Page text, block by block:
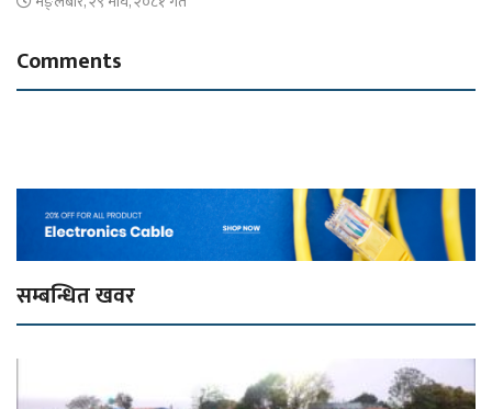
Comments
सम्बन्धित खवर